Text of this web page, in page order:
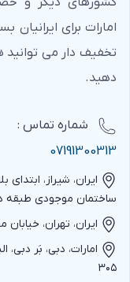
امارات برای ایرانیان
تخفیف دار می توانید
دهید.
شماره‌ تماس :
07191300313
ایران، شیراز،
ساختمان موجودی طبقه
ایران، تهران،
۳۰۵